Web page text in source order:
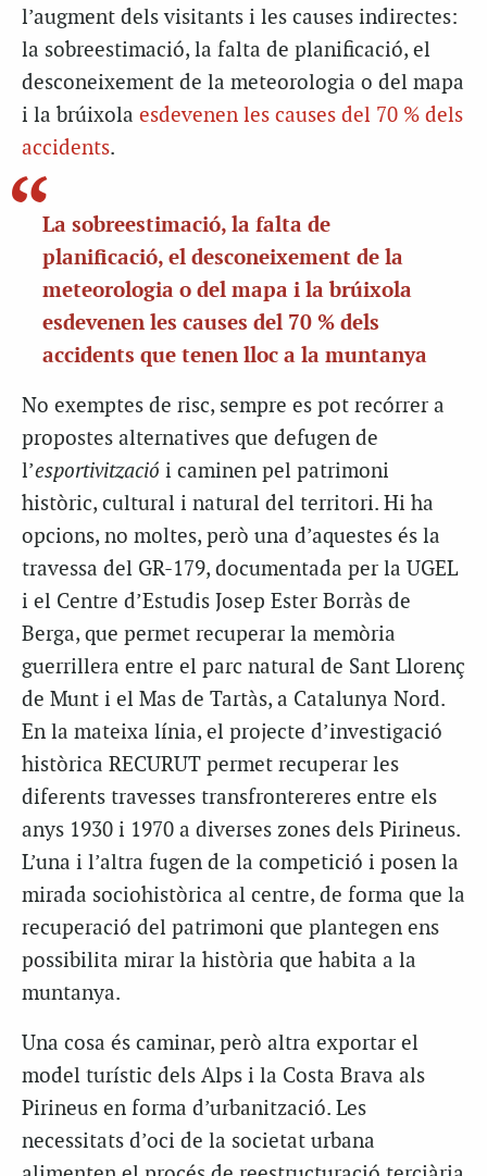
l’augment dels visitants i les causes indirectes:
la sobreestimació, la falta de planificació, el
desconeixement de la meteorologia o del mapa
i la brúixola esdevenen les causes del 70 % dels
accidents.
La sobreestimació, la falta de
planificació, el desconeixement de la
meteorologia o del mapa i la brúixola
esdevenen les causes del 70 % dels
accidents que tenen lloc a la muntanya
No exemptes de risc, sempre es pot recórrer a
propostes alternatives que defugen de
l’esportivització i caminen pel patrimoni
històric, cultural i natural del territori. Hi ha
opcions, no moltes, però una d’aquestes és la
travessa del GR-179, documentada per la UGEL
i el Centre d’Estudis Josep Ester Borràs de
Berga, que permet recuperar la memòria
guerrillera entre el parc natural de Sant Llorenç
de Munt i el Mas de Tartàs, a Catalunya Nord.
En la mateixa línia, el projecte d’investigació
històrica RECURUT permet recuperar les
diferents travesses transfrontereres entre els
anys 1930 i 1970 a diverses zones dels Pirineus.
L’una i l’altra fugen de la competició i posen la
mirada sociohistòrica al centre, de forma que la
recuperació del patrimoni que plantegen ens
possibilita mirar la història que habita a la
muntanya.
Una cosa és caminar, però altra exportar el
model turístic dels Alps i la Costa Brava als
Pirineus en forma d’urbanització. Les
necessitats d’oci de la societat urbana